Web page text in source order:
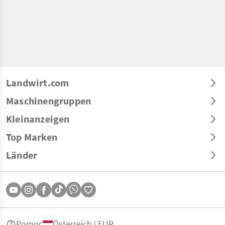
Landwirt.com
Maschinengruppen
Kleinanzeigen
Top Marken
Länder